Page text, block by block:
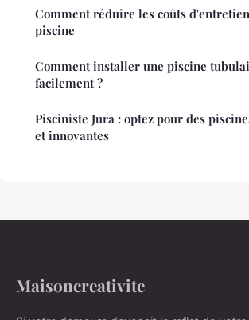
Comment réduire les coûts
piscine
Comment installer une piscine
facilement ?
Pisciniste Jura : optez pour des
et innovantes
Maisoncreativite